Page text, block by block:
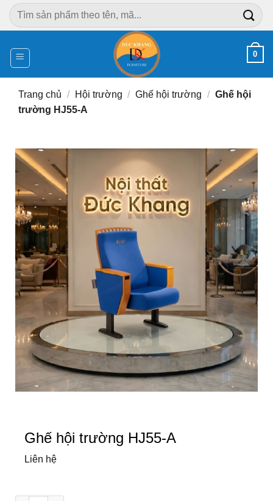
Chuyển
đến
dung
Tìm
kiếm:
0
Trang chủ / Hội trường / Ghế hội trường / Ghế hội
trường HJ55-A
Ghế hội trường HJ55-A
Liên hệ